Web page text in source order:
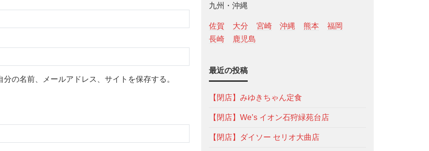
の名前、メールアドレス、サイトを保存する。
九州・沖縄
佐賀 大分 宮崎 沖縄 熊本
福岡
長崎
鹿児島
最近の投稿
【閉店】みゆきちゃん定食
【閉店】We’s イオン石狩緑苑台店
【閉店】ダイソー セリオ大曲店